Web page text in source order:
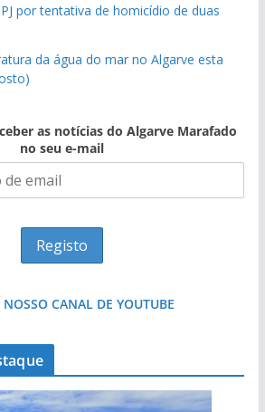
por tentativa de homicídio de duas
da água do mar no Algarve esta
as notícias do Algarve Marafado
no seu e-mail
NOSSO CANAL DE YOUTUBE